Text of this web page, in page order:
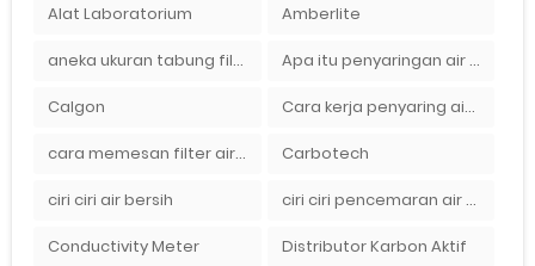
Alat Laboratorium Amberlite
aneka ukuran tabung filter air Apa itu penyaringan air secara umum
Calgon Cara kerja penyaring air Ady Water dengan tabung FRP berisikan lapisan media filter air
cara memesan filter air Ady Wate Carbotech
ciri ciri air bersih ciri ciri pencemaran air sumur bor di rumah
Conductivity Meter Distributor Karbon Aktif